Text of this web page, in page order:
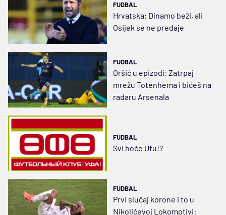
FUDBAL
Hrvatska: Dinamo beži, ali
Osijek se ne predaje
FUDBAL
Oršić u epizodi: Zatrpaj
mrežu Totenhema i bićeš na
radaru Arsenala
FUDBAL
Svi hoće Ufu!?
FUDBAL
Prvi slučaj korone i to u
Nikolićevoj Lokomotivi: